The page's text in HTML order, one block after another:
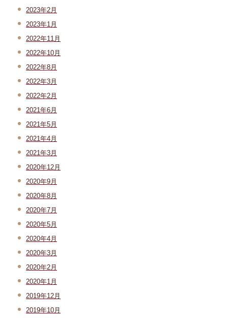
2023年2月
2023年1月
2022年11月
2022年10月
2022年8月
2022年3月
2022年2月
2021年6月
2021年5月
2021年4月
2021年3月
2020年12月
2020年9月
2020年8月
2020年7月
2020年5月
2020年4月
2020年3月
2020年2月
2020年1月
2019年12月
2019年10月